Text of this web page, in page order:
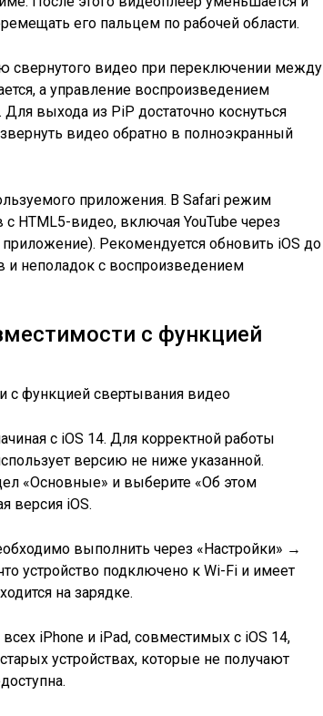
его пальцем по рабочей области.
свернутого видео при переключении между
а управление воспроизведением
выхода из PiP достаточно коснуться
видео обратно в полноэкранный
приложения. В Safari режим
HTML5-видео, включая YouTube через
Рекомендуется обновить iOS до
и неполадок с воспроизведением
с функцией
с iOS 14. Для корректной работы
версию не ниже указанной.
«Основные» и выберите «Об этом
версия iOS.
выполнить через «Настройки» →
устройство подключено к Wi-Fi и имеет
на зарядке.
iPhone и iPad, совместимых с iOS 14,
устройствах, которые не получают